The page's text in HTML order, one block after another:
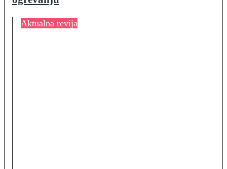
Aktualna revija